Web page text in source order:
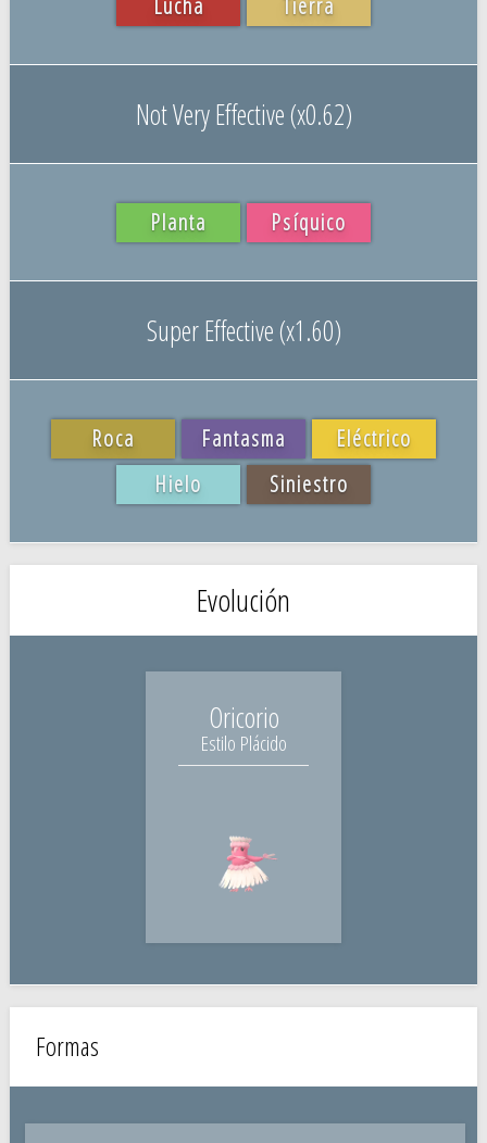
Not Very Effective (x0.62)
Planta Psíquico
Super Effective (x1.60)
Roca Fantasma
Eléctrico
Hielo
Siniestro
Evolución
Oricorio
Estilo Plácido
Formas